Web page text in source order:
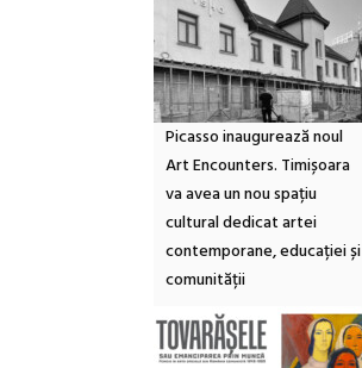
Picasso inaugurează noul
Art Encounters. Timișoara
va avea un nou spațiu
cultural dedicat artei
contemporane, educației și
comunității